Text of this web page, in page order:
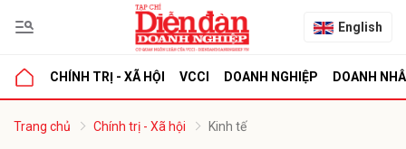
English
CHÍNH TRỊ - XÃ HỘI VCCI DOANH NGHIỆP DOANH
Trang chủ Chính trị - Xã hội Kinh tế
luận